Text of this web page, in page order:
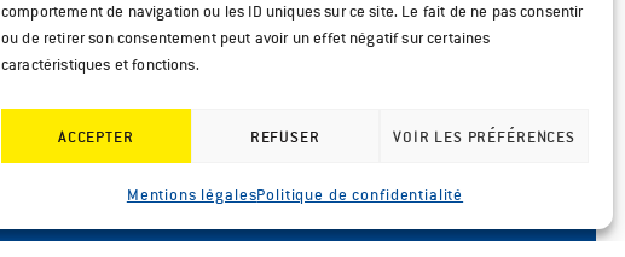
comportement de navigation ou les ID uniques sur ce site. Le fait de ne pas consentir
ou de retirer son consentement peut avoir un effet négatif sur certaines
caractéristiques et fonctions.
ACCEPTER REFUSER VOIR LES PRÉFÉRENCES
Mentions légalesPolitique de confidentialité